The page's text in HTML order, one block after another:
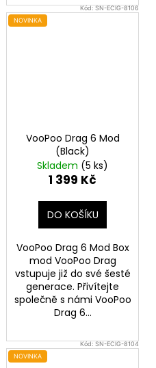
Kód:SN-ECIG-8106
NOVINKA
VooPoo Drag 6 Mod
(Black)
Skladem (5 ks)
1 399 Kč
DO KOŠÍKU
VooPoo Drag 6 Mod Box
mod VooPoo Drag
vstupuje již do své šesté
generace. Přivítejte
společně s námi VooPoo
Drag 6...
Kód:SN-ECIG-8104
NOVINKA